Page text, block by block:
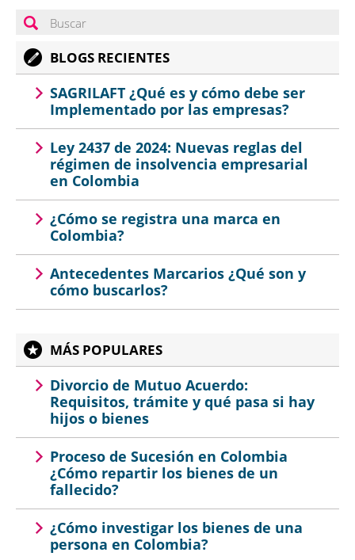
BLOGS RECIENTES
SAGRILAFT ¿Qué es y cómo debe ser
Implementado por las empresas?
Ley 2437 de 2024: Nuevas reglas del
régimen de insolvencia empresarial
en Colombia
¿Cómo se registra una marca en
Colombia?
Antecedentes Marcarios ¿Qué son y
cómo buscarlos?
MÁS POPULARES
Divorcio de Mutuo Acuerdo:
Requisitos, trámite y qué pasa si hay
hijos o bienes
Proceso de Sucesión en Colombia
¿Cómo repartir los bienes de un
fallecido?
¿Cómo investigar los bienes de una
persona en Colombia?